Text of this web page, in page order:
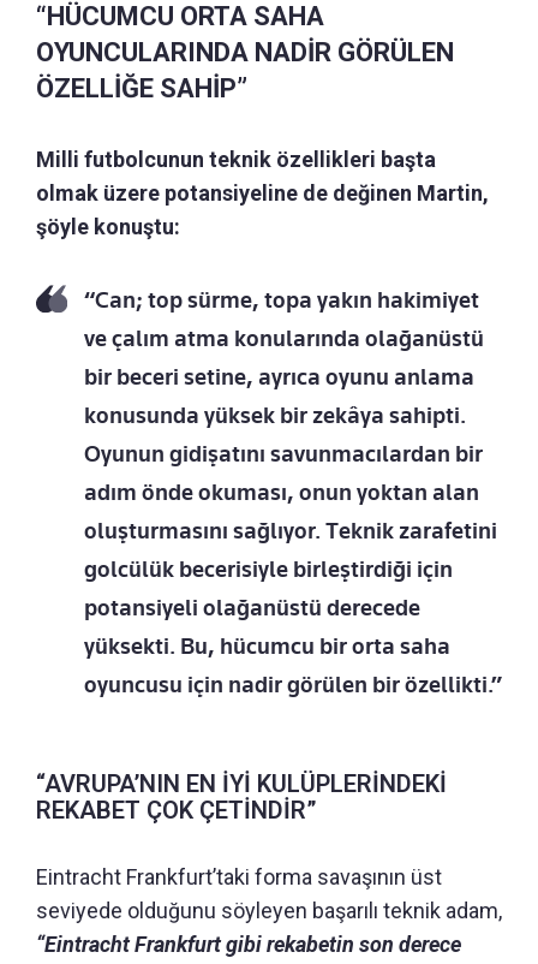
“HÜCUMCU ORTA SAHA
OYUNCULARINDA NADİR GÖRÜLEN
ÖZELLİĞE SAHİP”
Milli futbolcunun teknik özellikleri başta
olmak üzere potansiyeline de değinen Martin,
şöyle konuştu:
“Can; top sürme, topa yakın hakimiyet
ve çalım atma konularında olağanüstü
bir beceri setine, ayrıca oyunu anlama
konusunda yüksek bir zekâya sahipti.
Oyunun gidişatını savunmacılardan bir
adım önde okuması, onun yoktan alan
oluşturmasını sağlıyor. Teknik zarafetini
golcülük becerisiyle birleştirdiği için
potansiyeli olağanüstü derecede
yüksekti. Bu, hücumcu bir orta saha
oyuncusu için nadir görülen bir özellikti.”
“AVRUPA’NIN EN İYİ KULÜPLERİNDEKİ
REKABET ÇOK ÇETİNDİR”
Eintracht Frankfurt’taki forma savaşının üst
seviyede olduğunu söyleyen başarılı teknik adam,
“Eintracht Frankfurt gibi rekabetin son derece